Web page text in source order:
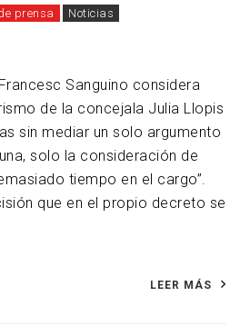
prensa
Noticias
Sanguino considera
de la concejala Julia Llopis
sin mediar un solo argumento
solo la consideración de
tiempo en el cargo”.
que en el propio decreto se
LEER MÁS